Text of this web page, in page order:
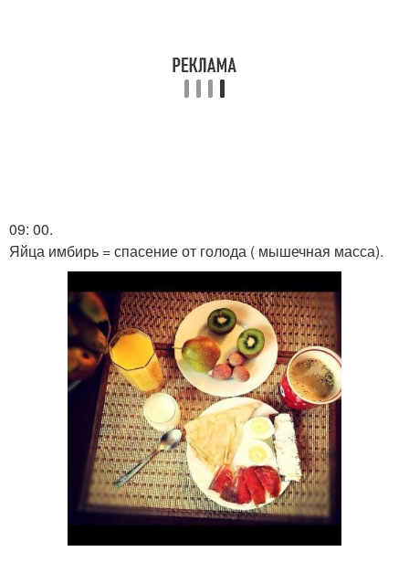
09: 00.
Яйца имбирь = спасение от голода ( мышечная масса).